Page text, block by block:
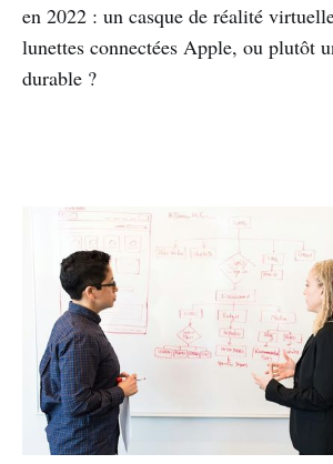
en 2022 : un casque de réalité
lunettes connectées Apple, ou plutôt
durable ?